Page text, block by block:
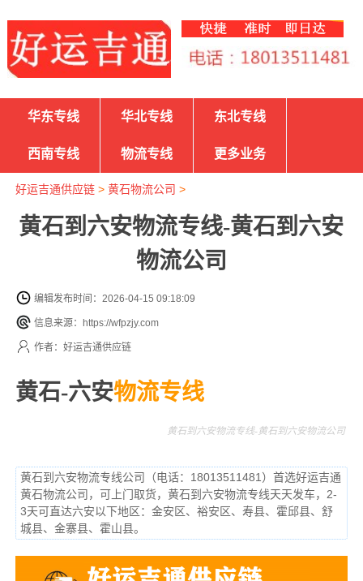
华东专线 华北专线 东北专线
西南专线 物流专线 更多业务
好运吉通供应链> 黄石物流公司 >
黄石到六安物流专线-黄石到六安
物流公司
编辑发布时间：2026-04-15 09:18:09
信息来源：https://wfpzjy.com
作者：好运吉通供应链
黄石-六安物流专线
黄石到六安物流专线-黄石到六安物流公司
黄石到六安物流专线公司（电话：18013511481）首选好运吉通
黄石物流公司，可上门取货，黄石到六安物流专线天天发车，2-
3天可直达六安以下地区：金安区、裕安区、寿县、霍邱县、舒
城县、金寨县、霍山县。